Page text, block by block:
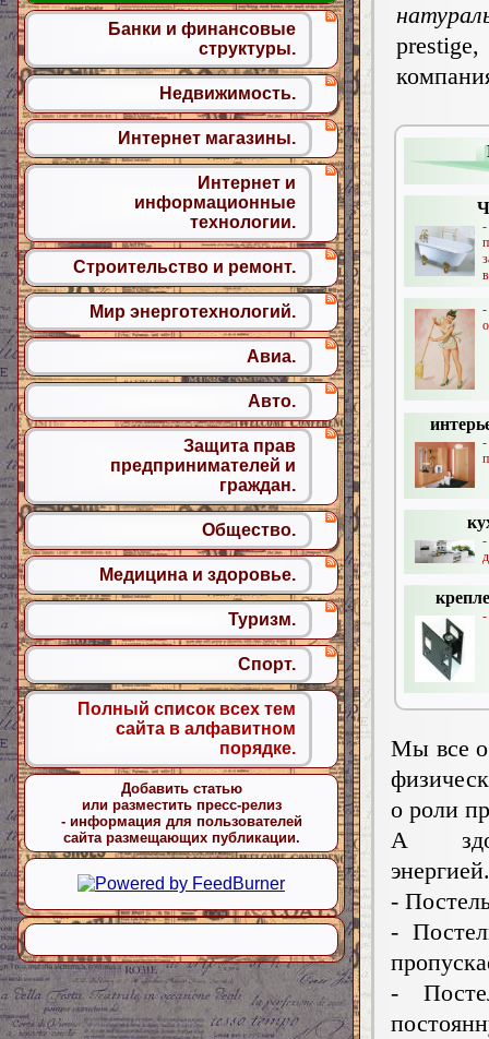
-
-
-
Мы все
о роли
А
энергией.
-
-
-
Банки и финансовые
структуры.
Недвижимость.
Интернет магазины.
Интернет и
информационные
технологии.
Строительство и ремонт.
Мир энерготехнологий.
Авиа.
Авто.
Защита прав
предпринимателей и
граждан.
Общество.
Медицина и здоровье.
Туризм.
Спорт.
Полный список всех тем
сайта в алфавитном
порядке.
Добавить статью
или разместить пресс-релиз
- информация для пользователей
сайта размещающих публикации.